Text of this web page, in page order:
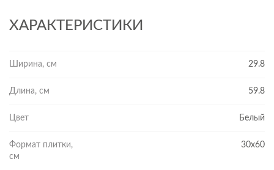
ХАРАКТЕРИСТИКИ
Ширина, см 29.8
Длина, см 59.8
Цвет Белый
Формат плитки,
см
30x60